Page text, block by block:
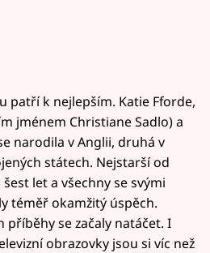
patří k nejlepším. Katie Fforde,
jménem Christiane Sadlo) a
narodila v Anglii, druhá v
státech. Nejstarší od
let a všechny se svými
téměř okamžitý úspěch.
se začaly natáčet. I
obrazovky jsou si víc než